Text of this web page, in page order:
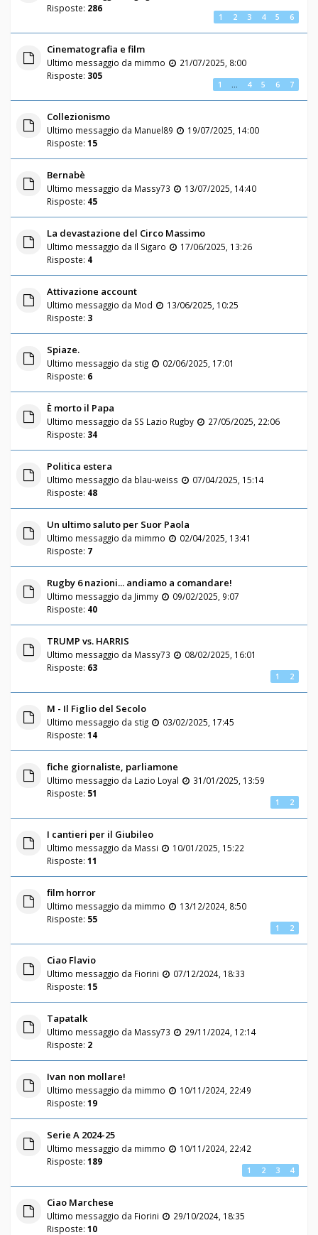
Risposte: 286
1 2 3 4 5 6
Cinematografia e film
Ultimo messaggio da mimmo
21/07/2025, 8:00
Risposte: 305
1 … 4 5 6 7
Collezionismo
Ultimo messaggio da Manuel89
19/07/2025, 14:00
Risposte: 15
Bernabè
Ultimo messaggio da Massy73
13/07/2025, 14:40
Risposte: 45
La devastazione del Circo Massimo
Ultimo messaggio da Il Sigaro
17/06/2025, 13:26
Risposte: 4
Attivazione account
Ultimo messaggio da Mod
13/06/2025, 10:25
Risposte: 3
Spiaze.
Ultimo messaggio da stig
02/06/2025, 17:01
Risposte: 6
È morto il Papa
Ultimo messaggio da SS Lazio Rugby
27/05/2025, 22:06
Risposte: 34
Politica estera
Ultimo messaggio da blau-weiss
07/04/2025, 15:14
Risposte: 48
Un ultimo saluto per Suor Paola
Ultimo messaggio da mimmo
02/04/2025, 13:41
Risposte: 7
Rugby 6 nazioni... andiamo a comandare!
Ultimo messaggio da Jimmy
09/02/2025, 9:07
Risposte: 40
TRUMP vs. HARRIS
Ultimo messaggio da Massy73
08/02/2025, 16:01
Risposte: 63
1 2
M - Il Figlio del Secolo
Ultimo messaggio da stig
03/02/2025, 17:45
Risposte: 14
fiche giornaliste, parliamone
Ultimo messaggio da Lazio Loyal
31/01/2025, 13:59
Risposte: 51
1 2
I cantieri per il Giubileo
Ultimo messaggio da Massi
10/01/2025, 15:22
Risposte: 11
film horror
Ultimo messaggio da mimmo
13/12/2024, 8:50
Risposte: 55
1 2
Ciao Flavio
Ultimo messaggio da Fiorini
07/12/2024, 18:33
Risposte: 15
Tapatalk
Ultimo messaggio da Massy73
29/11/2024, 12:14
Risposte: 2
Ivan non mollare!
Ultimo messaggio da mimmo
10/11/2024, 22:49
Risposte: 19
Serie A 2024-25
Ultimo messaggio da mimmo
10/11/2024, 22:42
Risposte: 189
1 2 3 4
Ciao Marchese
Ultimo messaggio da Fiorini
29/10/2024, 18:35
Risposte: 10